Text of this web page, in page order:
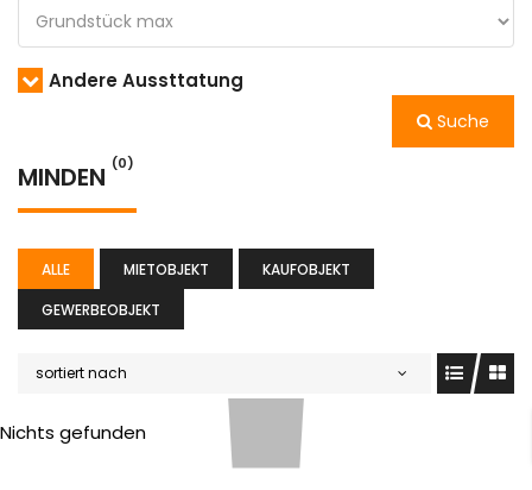
Andere Aussttatung
Suche
MINDEN (0)
ALLE MIETOBJEKT
KAUFOBJEKT
GEWERBEOBJEKT
sortiert nach
Nichts gefunden